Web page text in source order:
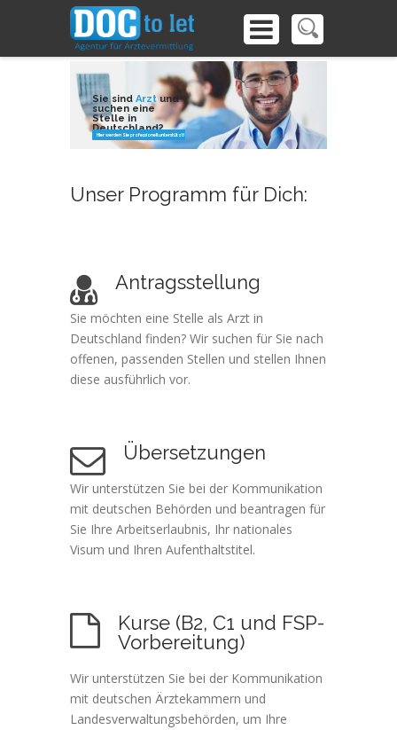
Sie sind Arztund
suchen eine
Stelle in
Deutschland?
Hier werden Sie professionell unterstützt!
Unser Programm für Dich:
Antragsstellung
Sie möchten eine Stelle als Arzt in
Deutschland finden? Wir suchen für Sie nach
offenen, passenden Stellen und stellen Ihnen
diese ausführlich vor.
Übersetzungen
Wir unterstützen Sie bei der Kommunikation
mit deutschen Behörden und beantragen für
Sie Ihre Arbeitserlaubnis, Ihr nationales
Visum und Ihren Aufenthaltstitel.
Kurse (B2, C1 und FSP-
Vorbereitung)
Wir unterstützen Sie bei der Kommunikation
mit deutschen Ärztekammern und
Landesverwaltungsbehörden, um Ihre